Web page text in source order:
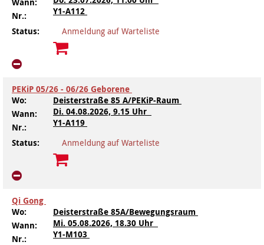
Kindertagesstätte Johannes-Lau-Hof
Kindertagesstätte Klaus-Müller-Kilian-Weg /
“Mäuseburg” / Familienzentrum
Kindertagesstätte Langes Feld “Deisterspatzen”
Kindertagesstätte Moorlilienweg /
Familienzentrum
Kindertagesstätte Petermannstraße /
Familienzentrum
Kindertagesstätte Rosenbergstraße
Kindertagesstätte Herbartstraße
Kindertagesstätte Hiltrud-Grote-Weg
Kindertagesstätte Johannes-Lau-Hof
Kindertagesstätte Kapellenbrink /
Familienzentrum
Kindertagesstätte Klaus-Müller-Kilian-Weg /
“Mäuseburg” / Familienzentrum
Kindertagesstätte Langes Feld “Deisterspatzen”
Nr.:
Y1-A112
Status:
Anmeldung auf Warteliste
PEKiP 05/26 - 06/26 Geborene
Wo:
Deisterstraße 85 A/PEKiP-Raum
Wann:
Di. 04.08.2026, 9.15 Uhr
Nr.:
Y1-A119
Status:
Anmeldung auf Warteliste
Qi Gong
Wo:
Deisterstraße 85A/Bewegungsraum
Wann:
Mi. 05.08.2026, 18.30 Uhr
Nr.:
Y1-M103